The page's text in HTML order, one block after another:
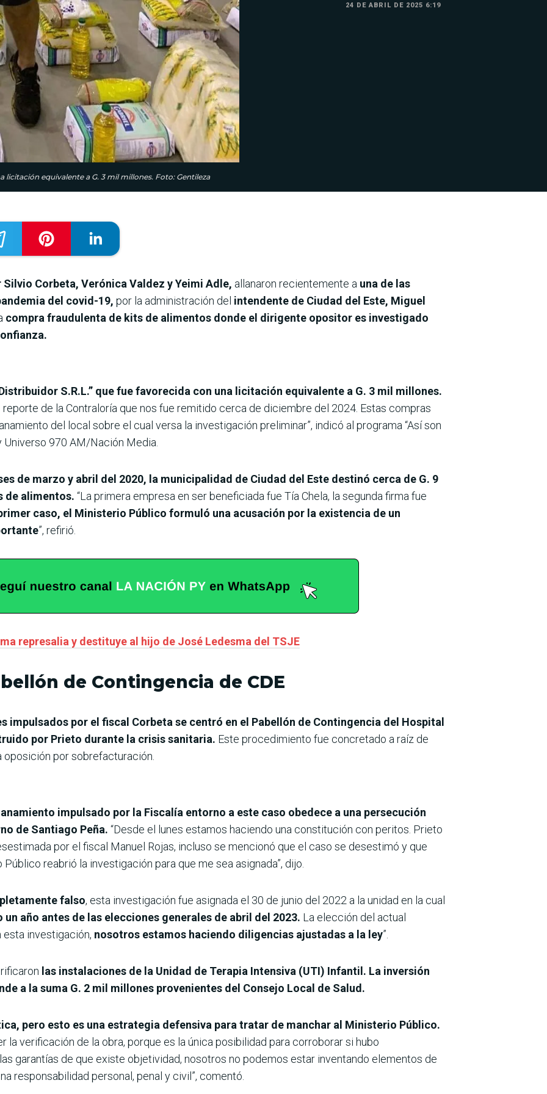
licitación equivalente a G. 3 mil millones. Foto: Gentileza
24 DE ABRIL DE 2025 6:19
Corbeta, Verónica Valdez y Yeimi Adle, allanaron recientemente a una de las
del covid-19, por la administración del intendente de Ciudad del Este, Miguel
compra fraudulenta de kits de alimentos donde el dirigente opositor es investigado
S.R.L.” que fue favorecida con una licitación equivalente a G. 3 mil millones.
reporte de la Contraloría que nos fue remitido cerca de diciembre del 2024. Estas compras
del local sobre el cual versa la investigación preliminar”, indicó al programa “Así son
Universo 970 AM/Nación Media.
de marzo y abril del 2020, la municipalidad de Ciudad del Este destinó cerca de G. 9
de alimentos. “La primera empresa en ser beneficiada fue Tía Chela, la segunda firma fue
caso, el Ministerio Público formuló una acusación por la existencia de un
”, refirió.
represalia y destituye al hijo de José Ledesma del TSJE
de Contingencia de CDE
impulsados por el fiscal Corbeta se centró en el Pabellón de Contingencia del Hospital
por Prieto durante la crisis sanitaria. Este procedimiento fue concretado a raíz de
por sobrefacturación.
impulsado por la Fiscalía entorno a este caso obedece a una persecución
de Santiago Peña. “Desde el lunes estamos haciendo una constitución con peritos. Prieto
por el fiscal Manuel Rojas, incluso se mencionó que el caso se desestimó y que
reabrió la investigación para que me sea asignada”, dijo.
falso, esta investigación fue asignada el 30 de junio del 2022 a la unidad en la cual
un año antes de las elecciones generales de abril del 2023. La elección del actual
investigación, nosotros estamos haciendo diligencias ajustadas a la ley”.
las instalaciones de la Unidad de Terapia Intensiva (UTI) Infantil. La inversión
a la suma G. 2 mil millones provenientes del Consejo Local de Salud.
pero esto es una estrategia defensiva para tratar de manchar al Ministerio Público.
la verificación de la obra, porque es la única posibilidad para corroborar si hubo
garantías de que existe objetividad, nosotros no podemos estar inventando elementos de
responsabilidad personal, penal y civil”, comentó.